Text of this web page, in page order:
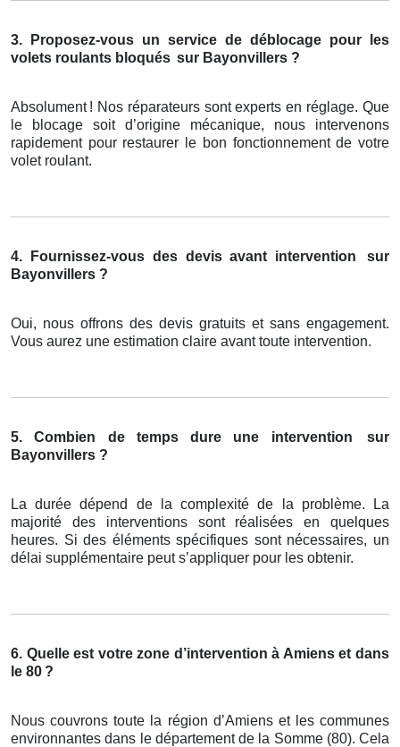
3. Proposez-vous un service de déblocage pour les
volets roulants bloqués sur Bayonvillers ?
Absolument ! Nos réparateurs sont experts en réglage. Que
le blocage soit d’origine mécanique, nous intervenons
rapidement pour restaurer le bon fonctionnement de votre
volet roulant.
4. Fournissez-vous des devis avant intervention
sur
Bayonvillers ?
Oui, nous offrons des devis gratuits et sans engagement.
Vous aurez une estimation claire avant toute intervention.
5. Combien de temps dure une intervention
sur
Bayonvillers ?
La durée dépend de la complexité de la problème. La
majorité des interventions sont réalisées en quelques
heures. Si des éléments spécifiques sont nécessaires, un
délai supplémentaire peut s’appliquer pour les obtenir.
6. Quelle est votre zone d’intervention à Amiens et dans
le 80 ?
Nous couvrons toute la région d’Amiens et les communes
environnantes dans le département de la Somme (80). Cela